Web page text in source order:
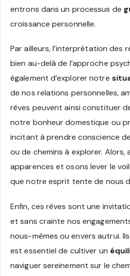
entrons dans un processus de
croissance personnelle.
Par ailleurs, l’interprétation des
bien au-delà de l’approche
également d’explorer notre
de nos relations personnelles,
rêves peuvent ainsi constituer
notre bonheur domestique ou
incitant à prendre conscience
ou de chemins à explorer. Alors,
apparences et osons lever le
que notre esprit tente de nous
Enfin, ces rêves sont une
et sans crainte nos
nous-mêmes ou envers autrui.
est essentiel de cultiver un
naviguer sereinement sur le